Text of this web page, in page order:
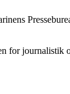
for journalistik